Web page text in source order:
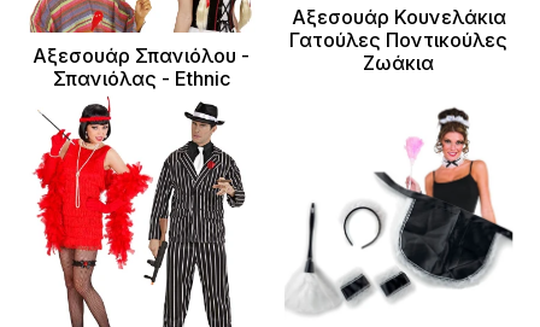
Αξεσουάρ Σπανιόλου -
Σπανιόλας - Ethnic
Αξεσουάρ Κουνελάκια
Γατούλες Ποντικούλες
Ζωάκια